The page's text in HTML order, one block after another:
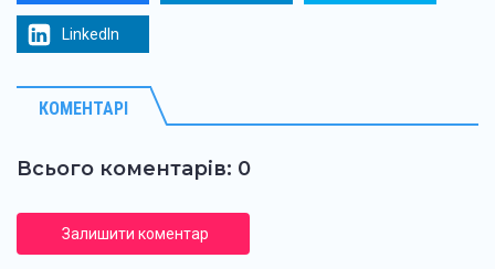
LinkedIn
КОМЕНТАРІ
Всього коментарів: 0
Залишити коментар